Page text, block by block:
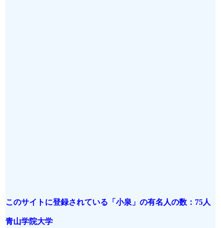
このサイトに登録されている「小泉」の有名人の数：75人
青山学院大学